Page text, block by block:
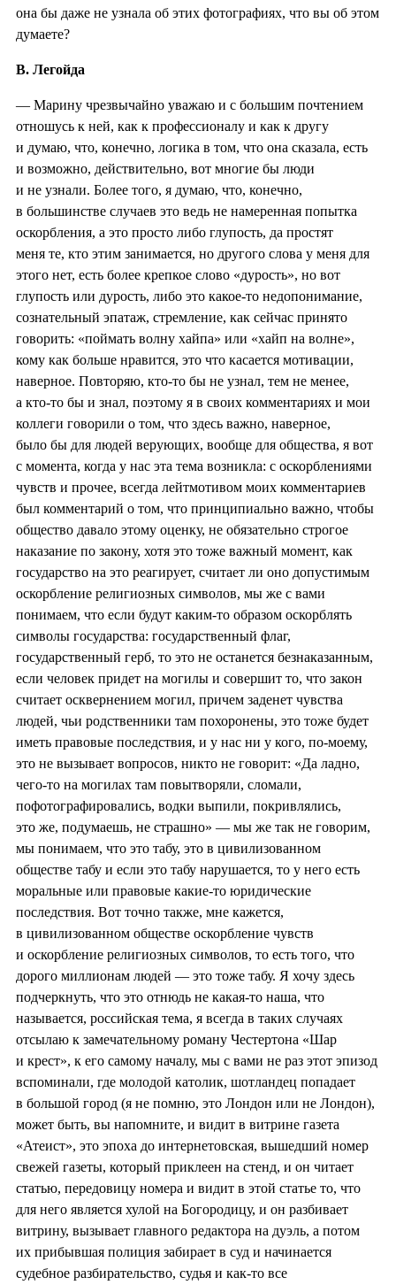
она бы даже не узнала об этих фотографиях, что вы об этом
думаете?
В. Легойда
— Марину чрезвычайно уважаю и с большим почтением
отношусь к ней, как к профессионалу и как к другу
и думаю, что, конечно, логика в том, что она сказала, есть
и возможно, действительно, вот многие бы люди
и не узнали. Более того, я думаю, что, конечно,
в большинстве случаев это ведь не намеренная попытка
оскорбления, а это просто либо глупость, да простят
меня те, кто этим занимается, но другого слова у меня для
этого нет, есть более крепкое слово «дурость», но вот
глупость или дурость, либо это какое-то недопонимание,
сознательный эпатаж, стремление, как сейчас принято
говорить: «поймать волну хайпа» или «хайп на волне»,
кому как больше нравится, это что касается мотивации,
наверное. Повторяю, кто-то бы не узнал, тем не менее,
а кто-то бы и знал, поэтому я в своих комментариях и мои
коллеги говорили о том, что здесь важно, наверное,
было бы для людей верующих, вообще для общества, я вот
с момента, когда у нас эта тема возникла: с оскорблениями
чувств и прочее, всегда лейтмотивом моих комментариев
был комментарий о том, что принципиально важно, чтобы
общество давало этому оценку, не обязательно строгое
наказание по закону, хотя это тоже важный момент, как
государство на это реагирует, считает ли оно допустимым
оскорбление религиозных символов, мы же с вами
понимаем, что если будут каким-то образом оскорблять
символы государства: государственный флаг,
государственный герб, то это не останется безнаказанным,
если человек придет на могилы и совершит то, что закон
считает осквернением могил, причем заденет чувства
людей, чьи родственники там похоронены, это тоже будет
иметь правовые последствия, и у нас ни у кого, по-моему,
это не вызывает вопросов, никто не говорит: «Да ладно,
чего-то на могилах там повытворяли, сломали,
пофотографировались, водки выпили, покривлялись,
это же, подумаешь, не страшно» — мы же так не говорим,
мы понимаем, что это табу, это в цивилизованном
обществе табу и если это табу нарушается, то у него есть
моральные или правовые какие-то юридические
последствия. Вот точно также, мне кажется,
в цивилизованном обществе оскорбление чувств
и оскорбление религиозных символов, то есть того, что
дорого миллионам людей — это тоже табу. Я хочу здесь
подчеркнуть, что это отнюдь не какая-то наша, что
называется, российская тема, я всегда в таких случаях
отсылаю к замечательному роману Честертона «Шар
и крест», к его самому началу, мы с вами не раз этот эпизод
вспоминали, где молодой католик, шотландец попадает
в большой город (я не помню, это Лондон или не Лондон),
может быть, вы напомните, и видит в витрине газета
«Атеист», это эпоха до интернетовская, вышедший номер
свежей газеты, который приклеен на стенд, и он читает
статью, передовицу номера и видит в этой статье то, что
для него является хулой на Богородицу, и он разбивает
витрину, вызывает главного редактора на дуэль, а потом
их прибывшая полиция забирает в суд и начинается
судебное разбирательство, судья и как-то все